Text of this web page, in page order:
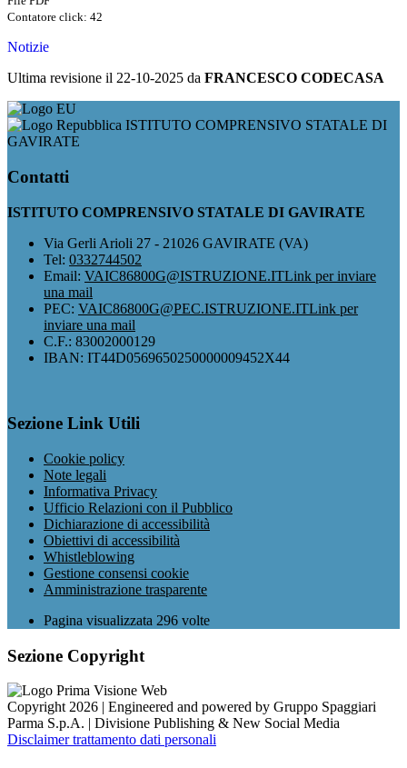
Contatore click: 42
Notizie
Ultima revisione il 22-10-2025 da FRANCESCO CODECASA
ISTITUTO COMPRENSIVO STATALE DI
GAVIRATE
Contatti
ISTITUTO COMPRENSIVO STATALE DI GAVIRATE
Via Gerli Arioli 27 - 21026 GAVIRATE (VA)
Tel: 0332744502
Email: VAIC86800G@ISTRUZIONE.ITLink per inviare
una mail
PEC: VAIC86800G@PEC.ISTRUZIONE.ITLink per
inviare una mail
C.F.: 83002000129
IBAN: IT44D0569650250000009452X44
Sezione Link Utili
Cookie policy
Note legali
Informativa Privacy
Ufficio Relazioni con il Pubblico
Dichiarazione di accessibilità
Obiettivi di accessibilità
Whistleblowing
Gestione consensi cookie
Amministrazione trasparente
Pagina visualizzata 296 volte
Sezione Copyright
Copyright 2026 | Engineered and powered by Gruppo Spaggiari
Parma S.p.A. | Divisione Publishing & New Social Media
Disclaimer trattamento dati personali